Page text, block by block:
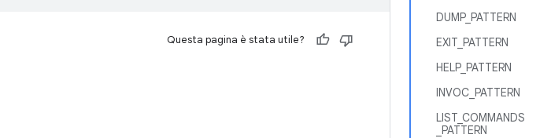
DUMP_PATTERN
EXIT_PATTERN
HELP_PATTERN
INVOC_PATTERN
LIST_COMMANDS
_PATTERN
Questa pagina è stata utile?